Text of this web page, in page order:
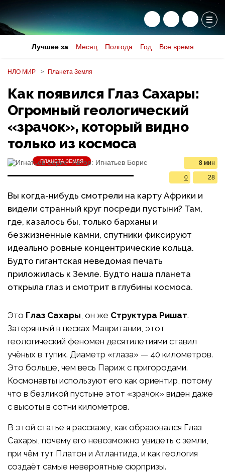
Лучшее за Месяц Полгода Год Все время
НЛО МИР Планета Земля
Как появился Глаз Сахары:
Огромный геологический
«зрачок», который видно
только из космоса
Автор: Игнатьев Борис
ПЛАНЕТА ЗЕМЛЯ 8 мин
28
0
Вы когда-нибудь смотрели на карту Африки и
видели странный круг посреди пустыни? Там,
где, казалось бы, только барханы и
безжизненные камни, спутники фиксируют
идеально ровные концентрические кольца.
Будто гигантская неведомая печать
приложилась к Земле. Будто наша планета
открыла глаз и смотрит в глубины космоса.
Это Глаз Сахары, он же Структура Ришат.
Затерянный в песках Мавритании, этот
геологический феномен десятилетиями ставил
учёных в тупик. Диаметр «глаза» — 40 километров.
Это больше, чем весь Париж с пригородами.
Космонавты используют его как ориентир, потому
что в безликой пустыне этот «зрачок» виден даже
с высоты в сотни километров.
В этой статье я расскажу, как образовался Глаз
Сахары, почему его невозможно увидеть с земли,
при чём тут Платон и Атлантида, и как геология
создаёт самые невероятные сюрпризы.